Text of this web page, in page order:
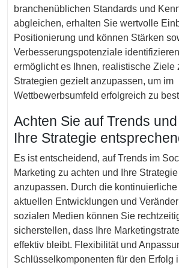
branchenüblichen Standards und
abgleichen, erhalten Sie wertvolle
Positionierung und können Stärken
Verbesserungspotenziale
ermöglicht es Ihnen, realistische Ziele
Strategien gezielt anzupassen, um im
Wettbewerbsumfeld erfolgreich zu
Achten Sie auf Trends
Ihre Strategie
Es ist entscheidend, auf Trends im
Marketing zu achten und Ihre
anzupassen. Durch die
aktuellen Entwicklungen und
sozialen Medien können Sie
sicherstellen, dass Ihre
effektiv bleibt. Flexibilität und
Schlüsselkomponenten für den Erfolg